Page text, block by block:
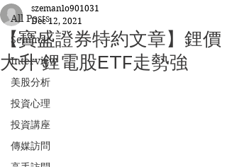
All Posts
Seminar
Interview
美股分析
投資心理
投資講座
傳媒訪問
【寶盛證券特約文章】鋰價
大升 鋰電股ETF走勢強
szemanlo901031
Dec 12, 2021